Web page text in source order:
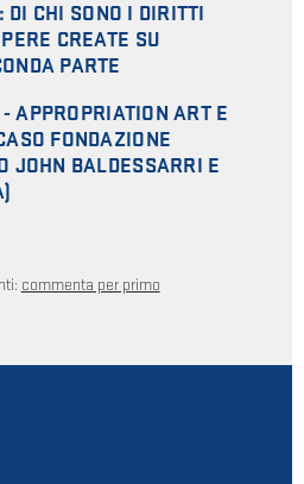
CHI SONO I DIRITTI
CREATE SU
PARTE
APPROPRIATION ART E
FONDAZIONE
JOHN BALDESSARRI E
commenta per primo